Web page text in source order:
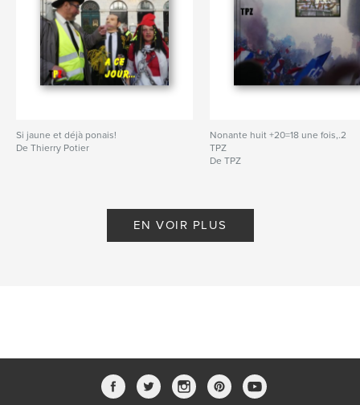
Si jaune et déjà ponais!
De Thierry Potier
Nonante huit +20=18 une fois,.2
TPZ
De TPZ
EN VOIR PLUS